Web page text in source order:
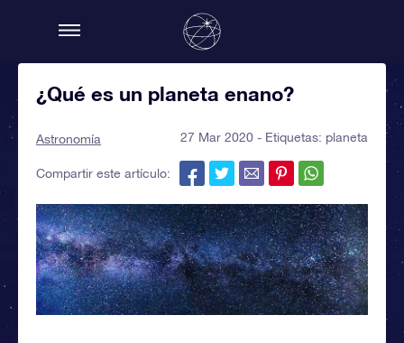
¿Qué es un planeta enano?
Astronomía 27 Mar 2020 - Etiquetas: planeta
Compartir este artículo: